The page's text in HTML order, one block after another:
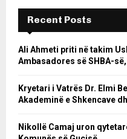
Recent Posts
Ali Ahmeti priti në takim
Ambasadores së SHBA-
Kryetari i Vatrës Dr. Elmi
Akademinë e Shkencave
Nikollë Camaj uron